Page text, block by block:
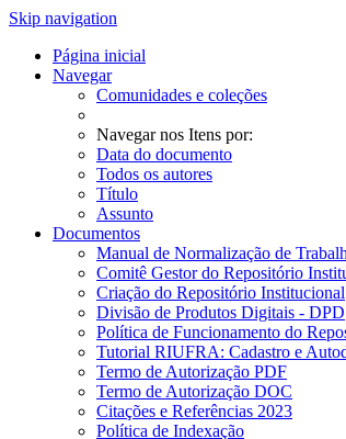
Skip navigation
Página inicial
Navegar
Comunidades e coleções
Navegar nos Itens por:
Data do documento
Todos os autores
Título
Assunto
Documentos
Manual de Normalização de
Comitê Gestor do Repositório
Criação do Repositório Institucional
Divisão de Produtos Digitais - DPD
Política de Funcionamento do
Tutorial RIUFRA: Cadastro e
Termo de Autorização PDF
Termo de Autorização DOC
Citações e Referências 2023
Política de Indexação